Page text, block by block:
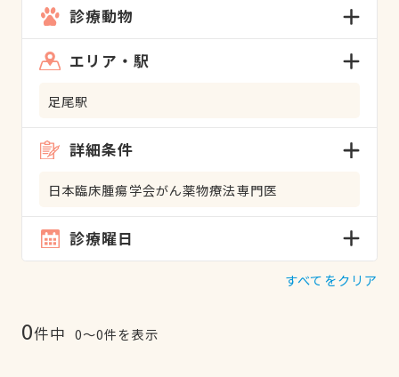
診療動物
エリア・駅
足尾駅
詳細条件
日本臨床腫瘍学会がん薬物療法専門医
診療曜日
すべてをクリア
0件中 0〜0件を表示